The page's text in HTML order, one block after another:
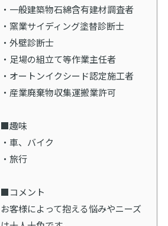
・一般建築物石綿含有建材調査者
・窯業サイディング塗替診断士
・外壁診断士
・足場の組立て等作業主任者
・オートンイクシード認定施工者
・産業廃棄物収集運搬業許可
■趣味
・車、バイク
・旅行
■コメント
お客様によって抱える悩みやニーズ